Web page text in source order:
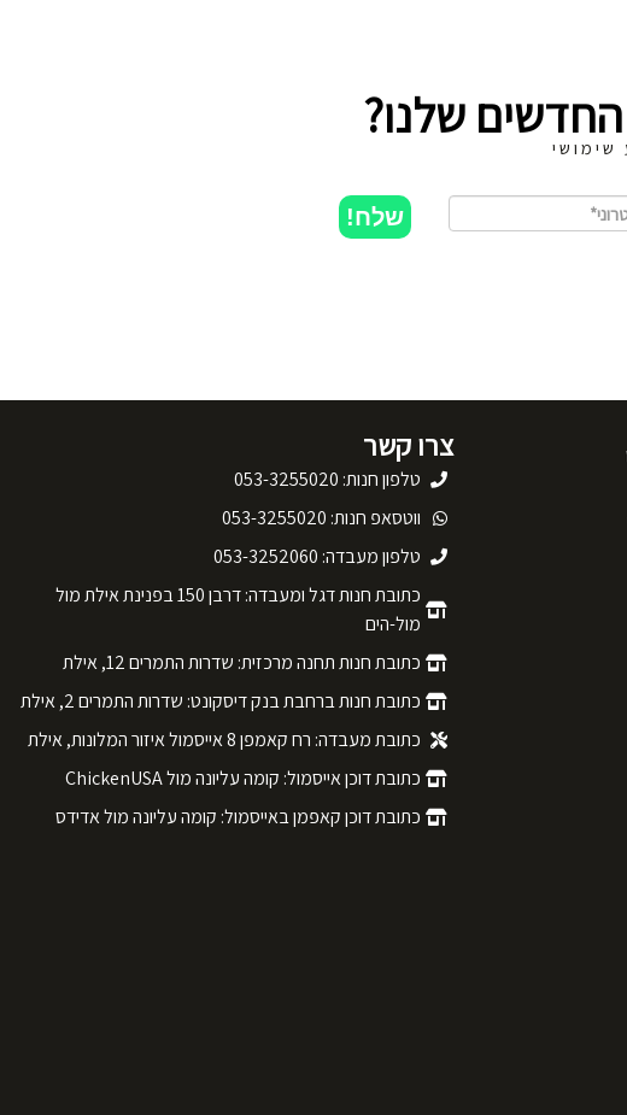
שלנו?
שימושי
שלח!
צרו קשר
טלפון חנות: 053-3255020
ווטסאפ חנות: 053-3255020
טלפון מעבדה: 053-3252060
כתובת חנות דגל ומעבדה: דרבן 150 בפנינת אילת מול
מול-הים
כתובת חנות תחנה מרכזית: שדרות התמרים 12, אילת
כתובת חנות ברחבת בנק דיסקונט: שדרות התמרים 2, אילת
כתובת מעבדה: רח קאמפן 8 אייסמול איזור המלונות, אילת
כתובת דוכן אייסמול: קומה עליונה מול ChickenUSA
כתובת דוכן קאפמן באייסמול: קומה עליונה מול אדידס